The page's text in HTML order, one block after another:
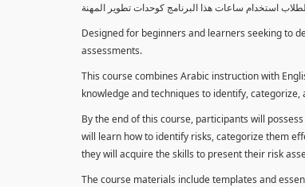
Designed for beginners and learners seeking to
assessments.
This course combines Arabic instruction with
knowledge and techniques to identify,
By the end of this course, participants will
will learn how to identify risks, categorize them
they will acquire the skills to present their risk
The course materials include templates and